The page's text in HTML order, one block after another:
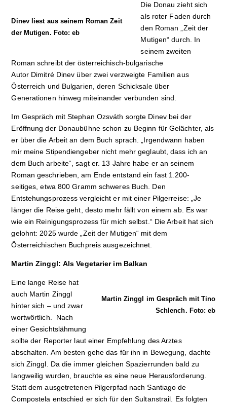
Dinev liest aus seinem Roman Zeit
der Mutigen. Foto: eb
Die Donau zieht sich
als roter Faden durch
den Roman „Zeit der
Mutigen“ durch. In
seinem zweiten
Roman schreibt der österreichisch-bulgarische
Autor Dimitré Dinev über zwei verzweigte Familien aus
Österreich und Bulgarien, deren Schicksale über
Generationen hinweg miteinander verbunden sind.
Im Gespräch mit Stephan Ozsváth sorgte Dinev bei der
Eröffnung der Donaubühne schon zu Beginn für Gelächter, als
er über die Arbeit an dem Buch sprach. „Irgendwann haben
mir meine Stipendiengeber nicht mehr geglaubt, dass ich an
dem Buch arbeite“, sagt er. 13 Jahre habe er an seinem
Roman geschrieben, am Ende entstand ein fast 1.200-
seitiges, etwa 800 Gramm schweres Buch. Den
Entstehungsprozess vergleicht er mit einer Pilgerreise: „Je
länger die Reise geht, desto mehr fällt von einem ab. Es war
wie ein Reinigungsprozess für mich selbst.“ Die Arbeit hat sich
gelohnt: 2025 wurde „Zeit der Mutigen“ mit dem
Österreichischen Buchpreis ausgezeichnet.
Martin Zinggl: Als Vegetarier im Balkan
Martin Zinggl im Gespräch mit Tino
Schlench. Foto: eb
Eine lange Reise hat
auch Martin Zinggl
hinter sich – und zwar
wortwörtlich. Nach
einer Gesichtslähmung
sollte der Reporter laut einer Empfehlung des Arztes
abschalten. Am besten gehe das für ihn in Bewegung, dachte
sich Zinggl. Da die immer gleichen Spazierrunden bald zu
langweilig wurden, brauchte es eine neue Herausforderung.
Statt dem ausgetretenen Pilgerpfad nach Santiago de
Compostela entschied er sich für den Sultanstrail. Es folgten